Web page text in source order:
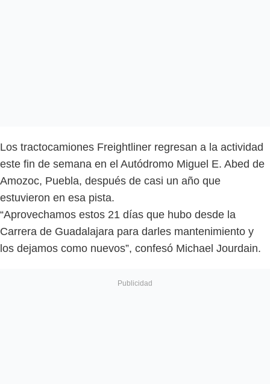
Los tractocamiones Freightliner regresan a la actividad
este fin de semana en el Autódromo Miguel E. Abed de
Amozoc, Puebla, después de casi un año que
estuvieron en esa pista.
“Aprovechamos estos 21 días que hubo desde la
Carrera de Guadalajara para darles mantenimiento y
los dejamos como nuevos”, confesó Michael Jourdain.